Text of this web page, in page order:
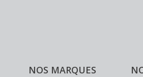
NOS MARQUES